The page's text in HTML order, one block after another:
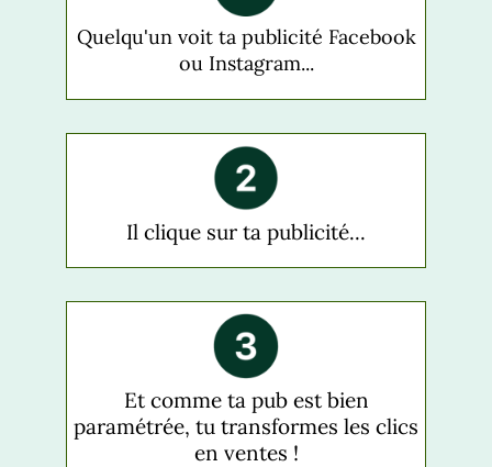
Quelqu'un voit ta publicité Facebook
ou Instagram...
Il clique sur ta publicité...
Et comme ta pub est bien
paramétrée, tu transformes les clics
en ventes !